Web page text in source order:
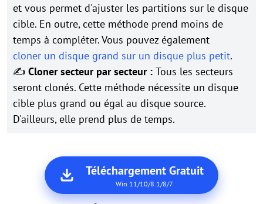
et vous permet d'ajuster les partitions sur le disque
cible. En outre, cette méthode prend moins de
temps à compléter. Vous pouvez également
cloner un disque grand sur un disque plus petit.
✍ Cloner secteur par secteur : Tous les secteurs
seront clonés. Cette méthode nécessite un disque
cible plus grand ou égal au disque source.
D'ailleurs, elle prend plus de temps.
Téléchargement Gratuit
Win 11/10/8.1/8/7